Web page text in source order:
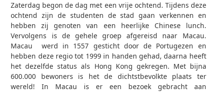
Zaterdag begon de dag met een vrije ochtend. Tijdens deze
ochtend zijn de studenten de stad gaan verkennen en
hebben zij genoten van een heerlijke Chinese lunch.
Vervolgens is de gehele groep afgereisd naar Macau.
Macau werd in 1557 gesticht door de Portugezen en
hebben deze regio tot 1999 in handen gehad, daarna heeft
het dezelfde status als Hong Kong gekregen. Met bijna
600.000 bewoners is het de dichtstbevolkte plaats ter
wereld! In Macau is er een bezoek gebracht aan